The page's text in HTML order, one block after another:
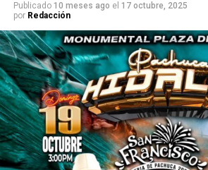
Publicado 10 meses ago el 17 octubre, 2025
por Redacción